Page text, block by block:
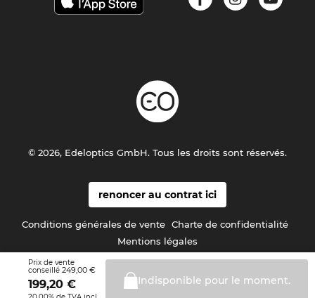
Prix de vente
conseillé 249,00 €
199,20 € Indisponible pour le moment.
renoncer au contrat ici
Conditions générales de vente Charte de confidentialité
Mentions légales
© 2026, Edeloptics GmbH. Tous les droits sont réservés.